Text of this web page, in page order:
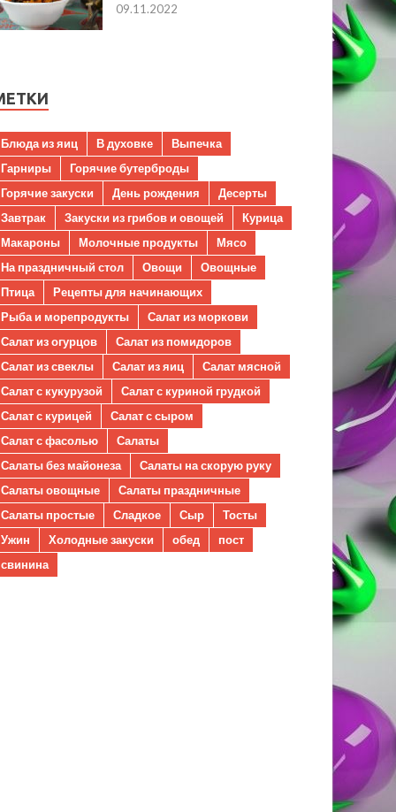
09.11.2022
Блюда из яиц В духовке
Выпечка
Гарниры
Горячие бутерброды
Горячие закуски
День рождения
Десерты
Завтрак
Закуски из грибов и овощей
Курица
Макароны
Молочные продукты
Мясо
На праздничный стол
Овощи
Овощные
Птица
Рецепты для начинающих
Рыба и морепродукты
Салат из моркови
Салат из огурцов
Салат из помидоров
Салат из свеклы
Салат из яиц
Салат мясной
Салат с кукурузой
Салат с куриной грудкой
Салат с курицей
Салат с сыром
Салат с фасолью
Салаты
Салаты без майонеза
Салаты на скорую руку
Салаты овощные
Салаты праздничные
Салаты простые
Сладкое Сыр
Тосты
Ужин
Холодные закуски обед
пост
свинина